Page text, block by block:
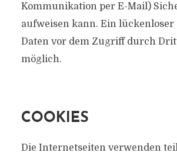
Kommunikation per E-Mail)
aufweisen kann. Ein lückenloser
Daten vor dem Zugriff durch
möglich.
COOKIES
Die Internetseiten verwenden